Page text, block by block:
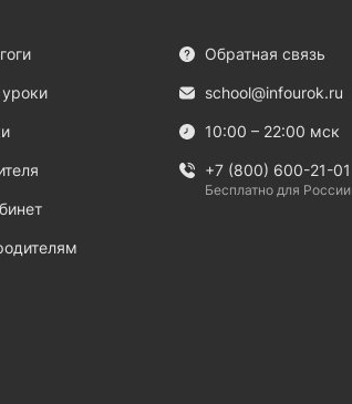
Обратная связь
school@infourok.ru
10:00 – 22:00 мск
+7 (800) 600-21-01
Бесплатно для России